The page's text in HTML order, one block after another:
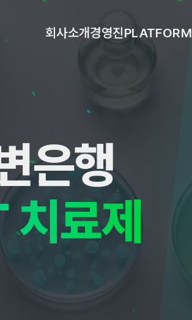
회사소개 경영진PLATFORM
은행
치료제